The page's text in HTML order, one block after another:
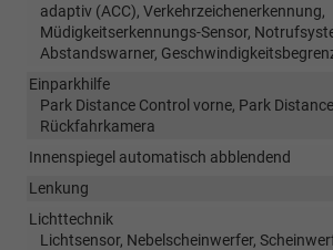
adaptiv (ACC), Verkehrzeichenerkennung,
Müdigkeitserkennungs-Sensor,
Abstandswarner,
Einparkhilfe
Park Distance Control vorne, Park
Rückfahrkamera
Innenspiegel automatisch abblendend
Lenkung
Lichttechnik
Lichtsensor, Nebelscheinwerfer,